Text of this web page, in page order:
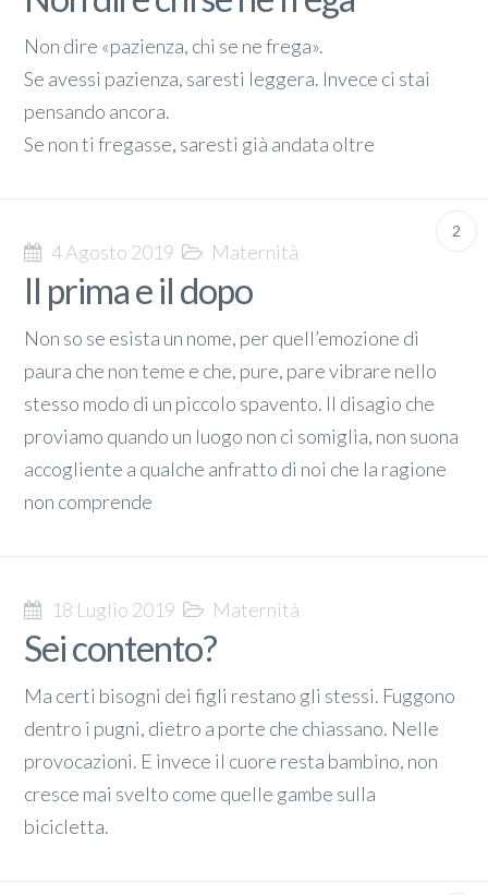
Non dire «pazienza, chi se ne frega».
Se avessi pazienza, saresti leggera. Invece ci stai
pensando ancora.
Se non ti fregasse, saresti già andata oltre
2
4 Agosto 2019 Maternità
Il prima e il dopo
Non so se esista un nome, per quell’emozione di
paura che non teme e che, pure, pare vibrare nello
stesso modo di un piccolo spavento. Il disagio che
proviamo quando un luogo non ci somiglia, non suona
accogliente a qualche anfratto di noi che la ragione
non comprende
18 Luglio 2019 Maternità
Sei contento?
Ma certi bisogni dei figli restano gli stessi. Fuggono
dentro i pugni, dietro a porte che chiassano. Nelle
provocazioni. E invece il cuore resta bambino, non
cresce mai svelto come quelle gambe sulla
bicicletta.